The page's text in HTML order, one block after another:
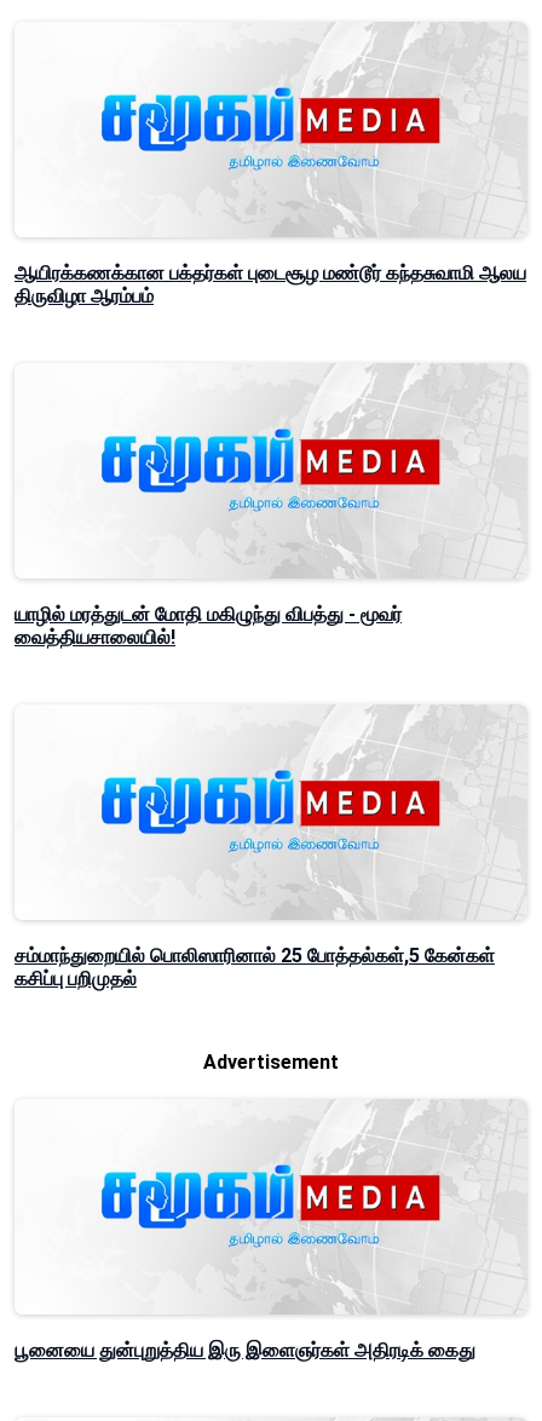
ஆயிரக்கணக்கான பக்தர்கள் புடைசூழ மண்டூர் கந்தசுவாமி ஆலய
திருவிழா ஆரம்பம்
யாழில் மரத்துடன் மோதி மகிழுந்து விபத்து - மூவர்
வைத்தியசாலையில்!
சம்மாந்துறையில் பொலிஸாரினால் 25 போத்தல்கள்,5 கேன்கள்
கசிப்பு பறிமுதல்
Advertisement
பூனையை துன்புறுத்திய இரு இளைஞர்கள் அதிரடிக் கைது